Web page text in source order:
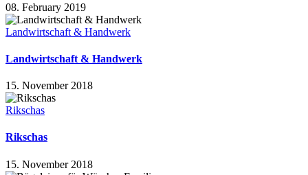
08. February 2019
Landwirtschaft & Handwerk
Landwirtschaft & Handwerk
15. November 2018
Rikschas
Rikschas
15. November 2018